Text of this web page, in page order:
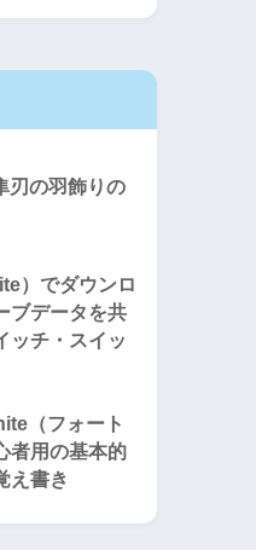
刃の羽飾りの
）でダウンロ
ブデータを共
ッチ・スイッ
（フォート
者用の基本的
え書き